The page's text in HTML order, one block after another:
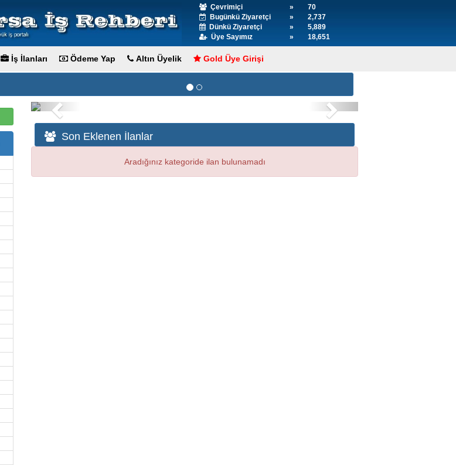
Çevrimiçi »
70
Bugünkü Ziyaretçi
»
2,737
Dünkü Ziyaretçi
»
5,889
Üye Sayımız
» 18,651
İş İlanları Ödeme Yap Altın Üyelik Gold Üye Girişi
Previous Next
Son Eklenen İlanlar
Aradığınız kategoride ilan bulunamadı